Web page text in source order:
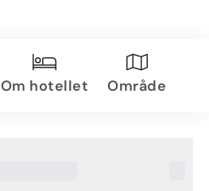
Om hotellet Område